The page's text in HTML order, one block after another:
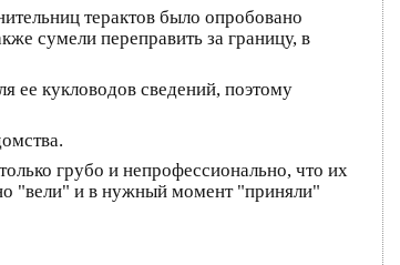
терактов было опробовано
сумели переправить за границу, в
ее кукловодов сведений, поэтому
грубо и непрофессионально, что их
"вели" и в нужный момент "приняли"